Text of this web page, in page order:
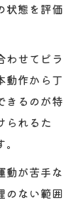
状態を評価
わせてピラ
動作から丁
きるのが特
られるた
動が苦手な
のない範囲